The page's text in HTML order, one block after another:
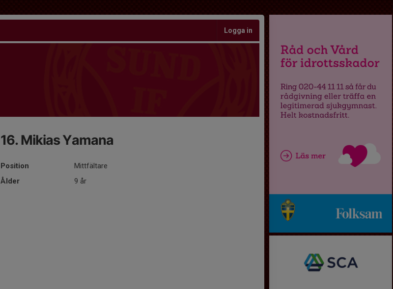
Logga in
16. Mikias Yamana
Position
Mittfältare
Ålder
9 år